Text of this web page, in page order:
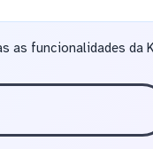
as funcionalidades da